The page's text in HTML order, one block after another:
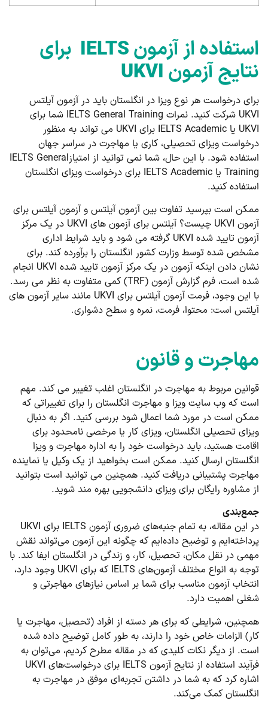
استفاده از آزمونIELTS برای
نتایج آزمون UKVI
برای درخواست هر نوع ویزا در انگلستان باید در آزمون آیلتس
UKVI شرکت کنید. نمرات IELTS General Training شما برای
UKVI یا IELTS Academic برای UKVI می تواند به منظور
درخواست ویزای تحصیلی، کاری یا مهاجرت در سراسر جهان
استفاده شود. با این حال، شما نمی توانید از امتیازIELTS General
Training یا IELTS Academic برای درخواست ویزای انگلستان
استفاده کنید.
ممکن است بپرسید تفاوت بین آزمون آیلتس و آزمون آیلتس برای
آزمون UKVI چیست؟ آیلتس برای آزمون های UKVI در یک مرکز
آزمون تایید شده UKVI گرفته می شود و باید شرایط اداری
مشخص شده توسط وزارت کشور انگلستان را برآورده کند. برای
نشان دادن اینکه آزمون در یک مرکز آزمون تایید شده UKVI انجام
شده است، فرم گزارش آزمون (TRF) کمی متفاوت به نظر می رسد.
با این وجود، فرمت آزمون آیلتس برای UKVI مانند سایر آزمون های
آیلتس است: محتوا، فرمت، نمره و سطح دشواری.
مهاجرت و قانون
قوانین مربوط به مهاجرت در انگلستان اغلب تغییر می کند. مهم
است که وب سایت ویزا و مهاجرت انگلستان را برای تغییراتی که
ممکن است در مورد شما اعمال شود بررسی کنید. اگر به دنبال
ویزای تحصیلی انگلستان، ویزای کار یا مرخصی نامحدود برای
اقامت هستید، باید درخواست خود را به اداره مهاجرت و ویزا
انگلستان ارسال کنید. ممکن است بخواهید از یک وکیل یا نماینده
مهاجرت پشتیبانی دریافت کنید. همچنین می توانید است بتوانید
از مشاوره رایگان برای ویزای دانشجویی بهره مند شوید.
جمع‌بندی
در این مقاله، به تمام جنبه‌های ضروری آزمون IELTS برای UKVI
پرداخته‌ایم و توضیح داده‌ایم که چگونه این آزمون می‌تواند نقش
مهمی در نقل مکان، تحصیل، کار، و زندگی در انگلستان ایفا کند. با
توجه به انواع مختلف آزمون‌های IELTS که برای UKVI وجود دارد،
انتخاب آزمون مناسب برای شما بر اساس نیازهای مهاجرتی و
شغلی اهمیت دارد.
همچنین، شرایطی که برای هر دسته از افراد (تحصیل، مهاجرت یا
کار) الزامات خاص خود را دارند، به طور کامل توضیح داده شده
است. از دیگر نکات کلیدی که در مقاله مطرح کردیم، می‌توان به
فرآیند استفاده از نتایج آزمون IELTS برای درخواست‌های UKVI
اشاره کرد که به شما در داشتن تجربه‌ای موفق در مهاجرت به
انگلستان کمک می‌کند.